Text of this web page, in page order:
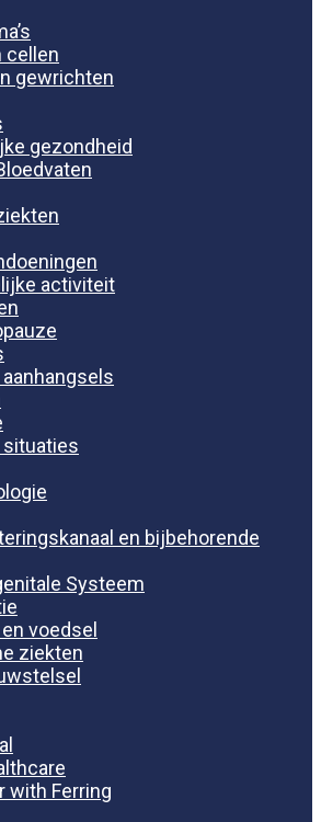
cellen
gewrichten
gezondheid
activiteit
aanhangsels
situaties
en bijbehorende
Systeem
voedsel
ziekten
with Ferring